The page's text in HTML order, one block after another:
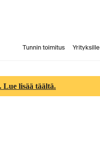
Tunnin toimitus Yrityksille
Lue lisää täältä.